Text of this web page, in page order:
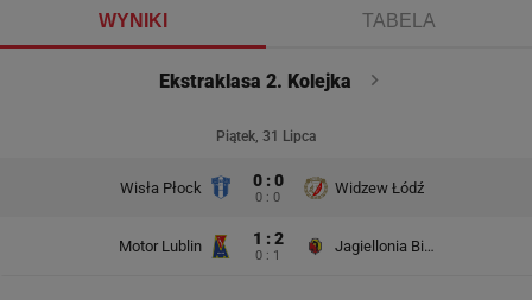
WYNIKI TABELA
Ekstraklasa 2. Kolejka
Piątek, 31 Lipca
Wisła Płock 0 : 0
0 : 0
Widzew Łódź
Motor Lublin 1 : 2
0 : 1
Jagiellonia Białystok